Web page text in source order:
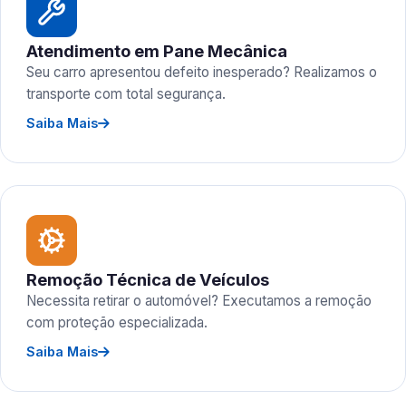
Atendimento em Pane Mecânica
Seu carro apresentou defeito inesperado? Realizamos o
transporte com total segurança.
Saiba Mais
Remoção Técnica de Veículos
Necessita retirar o automóvel? Executamos a remoção
com proteção especializada.
Saiba Mais